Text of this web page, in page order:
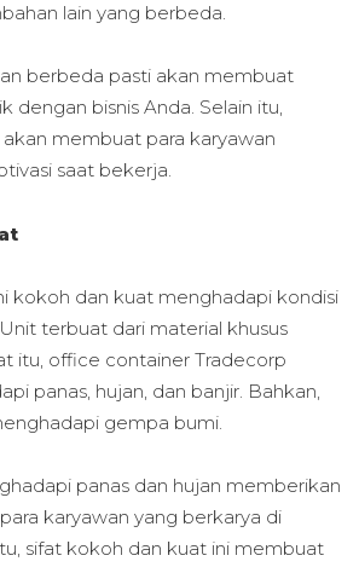
lain yang berbeda.
berbeda pasti akan membuat
dengan bisnis Anda. Selain itu,
membuat para karyawan
saat bekerja.
kokoh dan kuat menghadapi kondisi
terbuat dari material khusus
itu, office container Tradecorp
panas, hujan, dan banjir. Bahkan,
gempa bumi.
panas dan hujan memberikan
karyawan yang berkarya di
sifat kokoh dan kuat ini membuat